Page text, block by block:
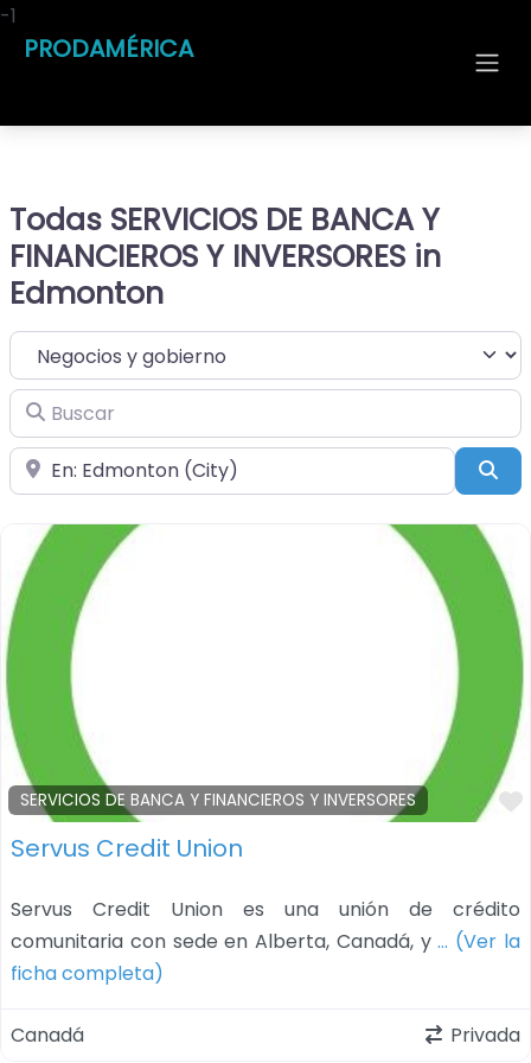
PRODAMÉRICA
Todas SERVICIOS DE BANCA Y
FINANCIEROS Y INVERSORES in
Edmonton
Seleccionar el formulario de búsqueda
Buscar
Cerca de
SERVICIOS DE BANCA Y FINANCIEROS Y INVERSORES
Servus Credit Union
Servus Credit Union es una unión de crédito
comunitaria con sede en Alberta, Canadá, y… (Ver la
ficha completa)
Canadá Privada
-1